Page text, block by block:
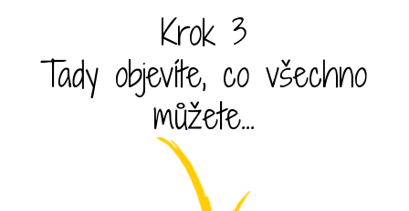
Krok 3
Tady objevíte, co všechno
můžete...